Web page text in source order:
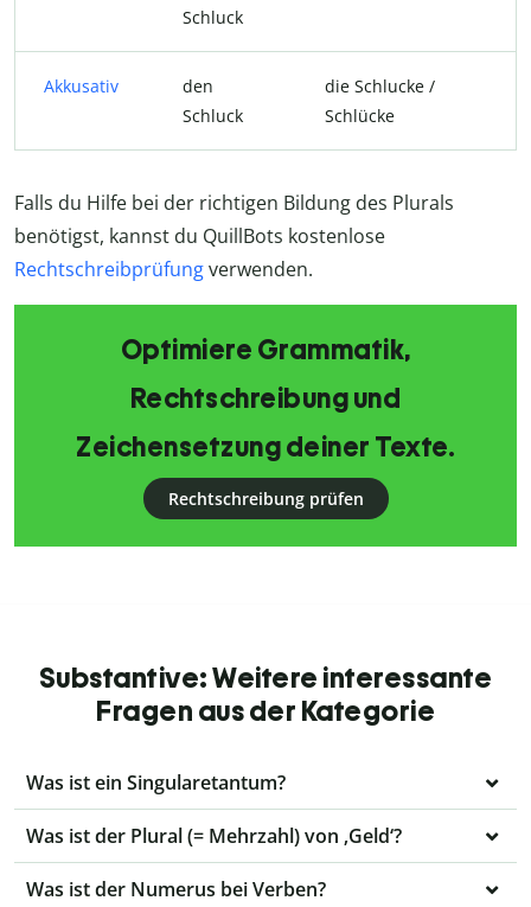
Schluck
Akkusativ
den
Schluck
die Schlucke /
Schlücke
Falls du Hilfe bei der richtigen Bildung des Plurals
benötigst, kannst du QuillBots kostenlose
Rechtschreibprüfungverwenden.
Optimiere Grammatik,
Rechtschreibung und
Zeichensetzung deiner Texte.
Rechtschreibung prüfen
Substantive: Weitere interessante
Fragen aus der Kategorie
Was ist ein Singularetantum?
Was ist der Plural (= Mehrzahl) von ‚Geld‘?
Was ist der Numerus bei Verben?